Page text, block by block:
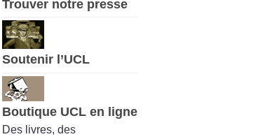
Trouver notre presse
Soutenir l’UCL
Boutique UCL en ligne
Des livres, des